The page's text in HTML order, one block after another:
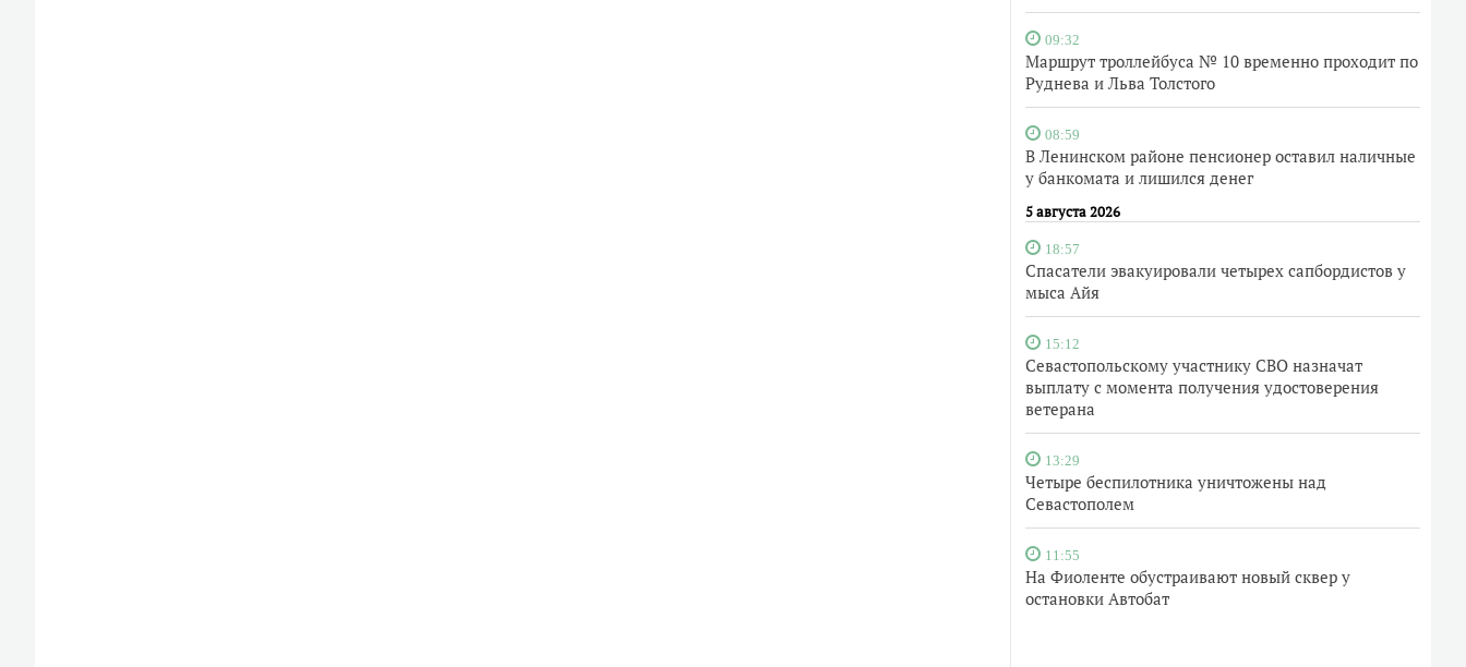
09:32
Маршрут троллейбуса № 10 временно проходит по
Руднева и Льва Толстого
08:59
В Ленинском районе пенсионер оставил наличные
у банкомата и лишился денег
5 августа 2026
18:57
Спасатели эвакуировали четырех сапбордистов у
мыса Айя
15:12
Севастопольскому участнику СВО назначат
выплату с момента получения удостоверения
ветерана
13:29
Четыре беспилотника уничтожены над
Севастополем
11:55
На Фиоленте обустраивают новый сквер у
остановки Автобат